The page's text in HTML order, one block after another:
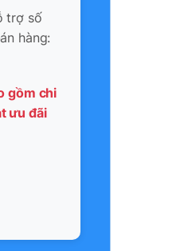
trợ số
hàng:
gồm chi
ưu đãi